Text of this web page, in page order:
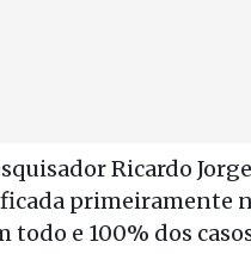
Ricardo
primeiramente
e 100% dos